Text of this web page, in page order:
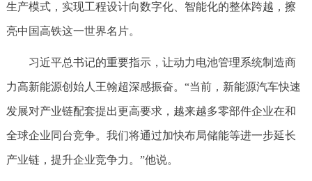
生产模式，实现工程设计向数字化、智能化的整体跨越，擦
亮中国高铁这一世界名片。
习近平总书记的重要指示，让动力电池管理系统制造商
力高新能源创始人王翰超深感振奋。“当前，新能源汽车快速
发展对产业链配套提出更高要求，越来越多零部件企业在和
全球企业同台竞争。我们将通过加快布局储能等进一步延长
产业链，提升企业竞争力。”他说。